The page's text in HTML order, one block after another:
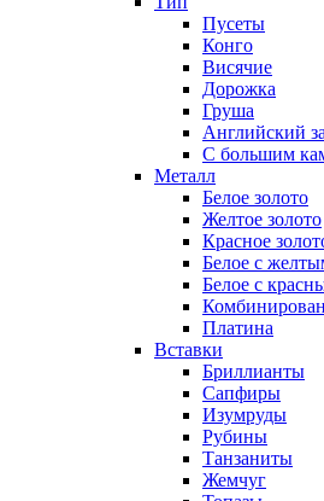
Пусеты
Конго
Висячие
Дорожка
Груша
Английский
С большим
Металл
Белое золото
Желтое золото
Красное
Белое с
Белое с
Платина
Вставки
Бриллианты
Сапфиры
Изумруды
Рубины
Танзаниты
Жемчуг